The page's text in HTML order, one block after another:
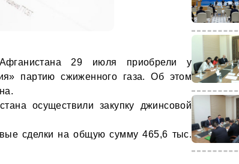
Афганистана 29 июля приобрели у
партию сжиженного газа. Об этом
осуществили закупку джинсовой
сделки на общую сумму 465,6 тыс.